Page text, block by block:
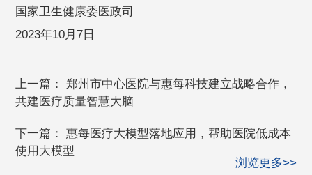
国家卫生健康委医政司
2023年10月7日
上一篇：郑州市中心医院与惠每科技建立战略合作，
共建医疗质量智慧大脑
下一篇：惠每医疗大模型落地应用，帮助医院低成本
使用大模型
浏览更多>>